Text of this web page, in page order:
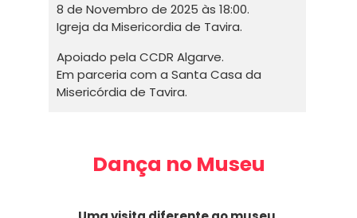
Apoiado pela CCDR Algarve.
Em parceria com a Santa Casa da
Misericórdia de Tavira.
8 de Novembro de 2025 às 18:00.
Igreja da Misericordia de Tavira.
Dança no Museu